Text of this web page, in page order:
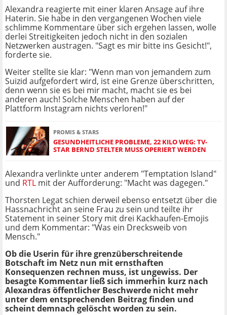
Alexandra reagierte mit einer klaren Ansage auf ihre
Haterin. Sie habe in den vergangenen Wochen viele
schlimme Kommentare über sich ergehen lassen, wolle
derlei Streitigkeiten jedoch nicht in den sozialen
Netzwerken austragen. "Sagt es mir bitte ins Gesicht!",
forderte sie.
Weiter stellte sie klar: "Wenn man von jemandem zum
Suizid aufgefordert wird, ist eine Grenze überschritten,
denn wenn sie es bei mir macht, macht sie es bei
anderen auch! Solche Menschen haben auf der
Plattform Instagram nichts verloren!"
PROMIS & STARS
GESUNDHEITLICHE PROBLEME, 22 KILO WEG: TV-
STAR BERND STELTER MUSS OPERIERT WERDEN
Alexandra verlinkte unter anderem "Temptation Island"
und RTL mit der Aufforderung: "Macht was dagegen."
Thorsten Legat schien derweil ebenso entsetzt über die
Hassnachricht an seine Frau zu sein und teilte ihr
Statement in seiner Story mit drei Kackhaufen-Emojis
und dem Kommentar: "Was ein Drecksweib von
Mensch."
Ob die Userin für ihre grenzüberschreitende
Botschaft im Netz nun mit ernsthaften
Konsequenzen rechnen muss, ist ungewiss. Der
besagte Kommentar ließ sich immerhin kurz nach
Alexandras öffentlicher Beschwerde nicht mehr
unter dem entsprechenden Beitrag finden und
scheint demnach gelöscht worden zu sein.